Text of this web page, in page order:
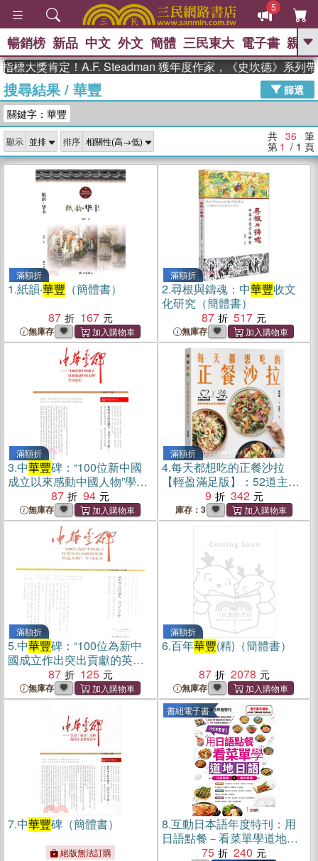
5
GO
高希均教授回憶錄
、 The Odyssey 、 父親節 、 如果歷
獎 臺灣漫遊錄 、 方念華 、 台灣的李
登輝時代
數學女孩：黎曼猜想 、
偉大的迷走神經
暢銷榜 新品 中文 外文 簡體 三民東大 電子書 親子
獎肯定！A.F. Steadman 獲年度作家，《史坎德》系列帶你踏
搜尋結果/ 華豐
篩選
關鍵字：華豐
顯示 排序 共 36 筆
第 1 / 1 頁
滿額折
1.紙韻‧華豐 （簡體書）
87
167
無庫存
滿額折
2.尋根與鑄魂：中華豐收文
化研究（簡體書）
87
517
無庫存
滿額折
3.中華豐碑：“100位新中國
成立以來感動中國人物”學習
讀本（簡體書）
87 94
無庫存
滿額折
4.每天都想吃的正餐沙拉
【輕盈滿足版】：52道主廚
私房料理X 34款特調醬汁，
當季食材變化出你的專屬美
味
9 342
庫存：3
滿額折
5.中華豐碑：“100位為新中
國成立作出突出貢獻的英雄
模範人物”學習讀本（簡體
書）
87 125
無庫存
滿額折
6.百年華豐(精)（簡體書）
87
2078
無庫存
7.中華豐碑（簡體書）
絕版無法訂購
書紐電子書
8.互動日本語年度特刊：用
日語點餐－看菜單學道地日
語(電子書)
75 240